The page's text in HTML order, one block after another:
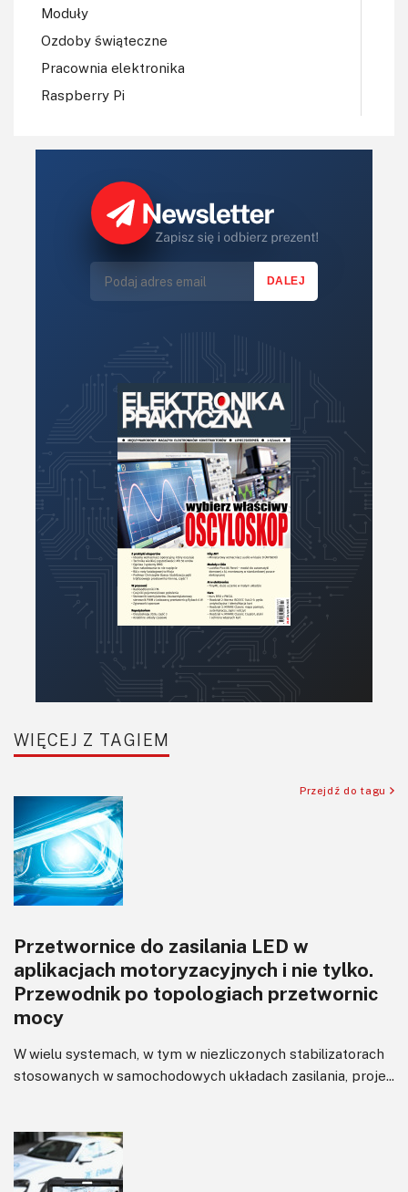
Moduły
Ozdoby świąteczne
Pracownia elektronika
Raspberry Pi
Robotyka
Sterowniki silników
Technika μP, μC, PLD
Termometry i termostaty
WIĘCEJ Z TAGIEM
Przejdź do tagu
Przetwornice do zasilania LED w
aplikacjach motoryzacyjnych i nie tylko.
Przewodnik po topologiach przetwornic
mocy
W wielu systemach, w tym w niezliczonych stabilizatorach
stosowanych w samochodowych układach zasilania, proje...